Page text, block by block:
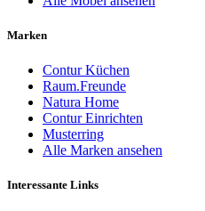
Marken
Contur Küchen
Raum.Freunde
Natura Home
Contur Einrichten
Musterring
Alle Marken ansehen
Interessante Links